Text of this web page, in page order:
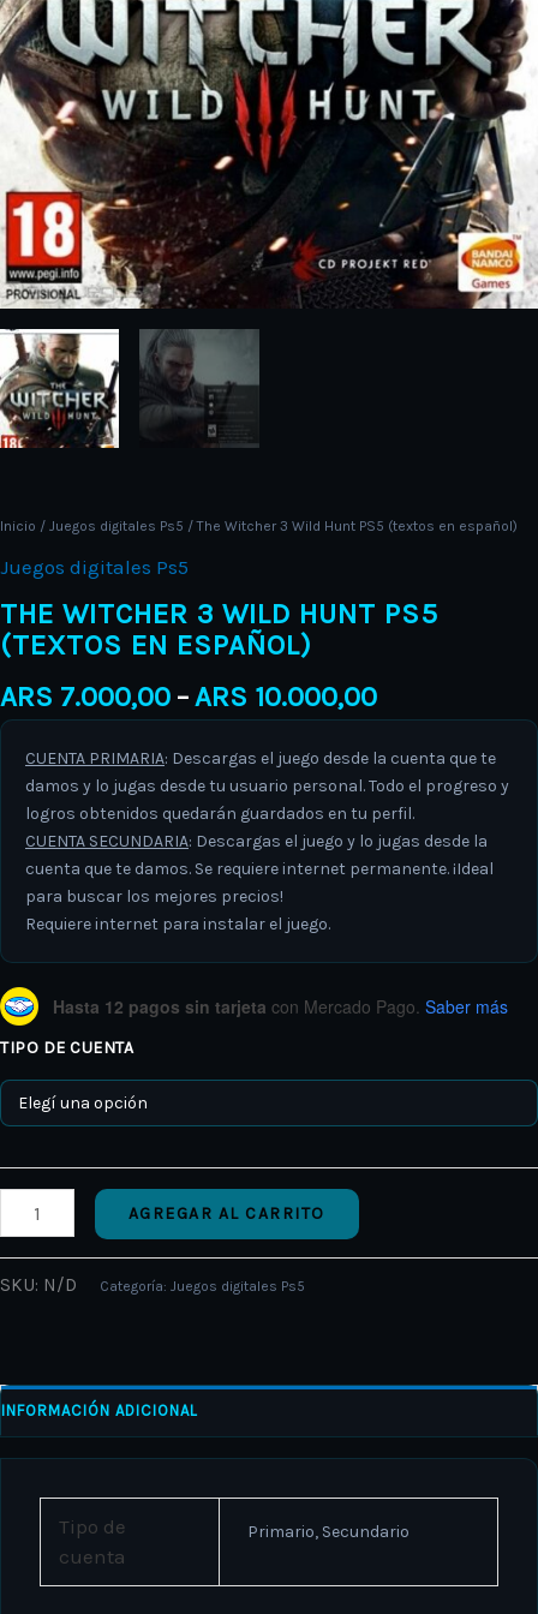
Inicio / Juegos digitales Ps5 / The Witcher 3 Wild Hunt PS5 (textos en español)
Juegos digitales Ps5
THE WITCHER 3 WILD HUNT PS5
(TEXTOS EN ESPAÑOL)
ARS 7.000,00 –ARS 10.000,00
CUENTA PRIMARIA: Descargas el juego desde la cuenta que te
damos y lo jugas desde tu usuario personal. Todo el progreso y
logros obtenidos quedarán guardados en tu perfil.
CUENTA SECUNDARIA: Descargas el juego y lo jugas desde la
cuenta que te damos. Se requiere internet permanente. ¡Ideal
para buscar los mejores precios!
Requiere internet para instalar el juego.
Hasta 12 pagos sin tarjeta con Mercado Pago. Saber más
TIPO DE CUENTA
AGREGAR AL CARRITO
SKU: N/D Categoría: Juegos digitales Ps5
INFORMACIÓN ADICIONAL
Tipo de
cuenta
Primario, Secundario